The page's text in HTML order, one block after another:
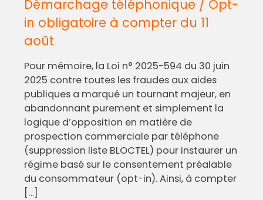
Démarchage téléphonique / Opt-
in obligatoire à compter du 11
août
Pour mémoire, la Loi n° 2025-594 du 30 juin
2025 contre toutes les fraudes aux aides
publiques a marqué un tournant majeur, en
abandonnant purement et simplement la
logique d’opposition en matière de
prospection commerciale par téléphone
(suppression liste BLOCTEL) pour instaurer un
régime basé sur le consentement préalable
du consommateur (opt-in). Ainsi, à compter
[…]